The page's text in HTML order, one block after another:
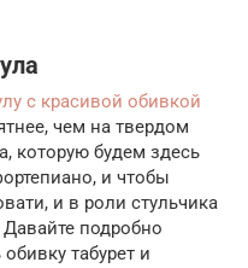
с красивой обивкой
чем на твердом
которую будем здесь
и чтобы
и в роли стульчика
подробно
табурет и